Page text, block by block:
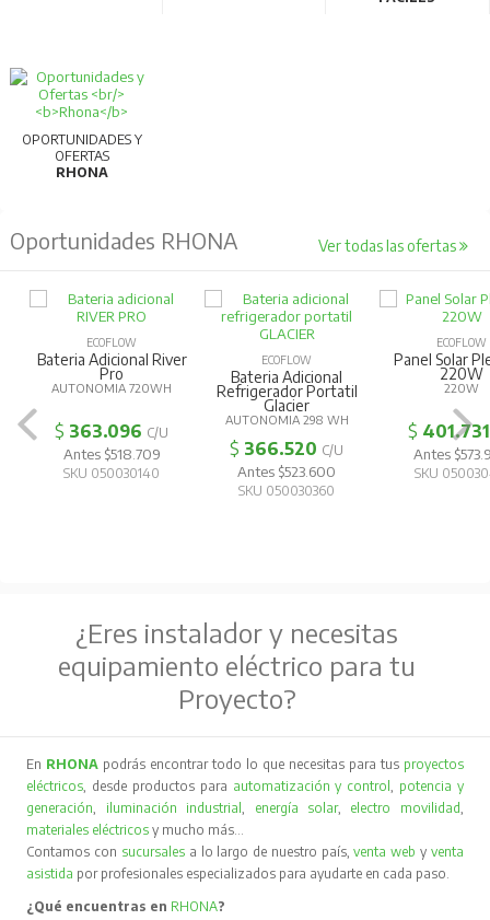
OPORTUNIDADES Y
OFERTAS
RHONA
Oportunidades RHONA Ver todas las ofertas
ECOFLOW
Bateria Adicional River
Pro
AUTONOMIA 720WH
$ 363.096 C/U
Antes $518.709
SKU 050030140
ECOFLOW
Bateria Adicional
Refrigerador Portatil
Glacier
AUTONOMIA 298 WH
$ 366.520 C/U
Antes $523.600
SKU 050030360
ECOFLOW
Panel Solar
220W
220W
$ 401.731
Antes
SKU
¿Eres instalador y necesitas
equipamiento eléctrico para tu
Proyecto?
En RHONA podrás encontrar todo lo que necesitas para tus proyectos
eléctricos , desde productos para automatización y control
potencia y
generación
iluminación industrial energía solar, electro movilidad
materiales eléctricos y mucho más…
Contamos con sucursales a lo largo de nuestro país,venta web y venta
asistida por profesionales especializados para ayudarte en cada paso.
¿Qué encuentras en RHONA?